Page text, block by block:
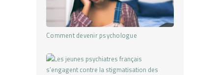
Comment devenir psychologue